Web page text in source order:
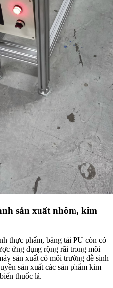
sản xuất nhôm, kim
thực phẩm, băng tải PU còn có
ứng dụng rộng rãi trong môi
sản xuất có môi trường dễ sinh
sản xuất các sản phẩm kim
thuốc lá.